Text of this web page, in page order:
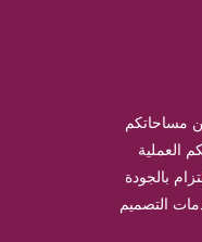
مساحاتكم
العملية
بالجودة
التصميم